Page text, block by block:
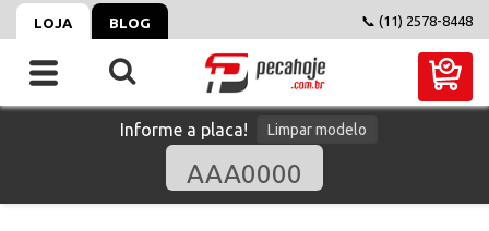
LOJA BLOG 📞 (11) 2578-8448
Informe a placa! Limpar modelo